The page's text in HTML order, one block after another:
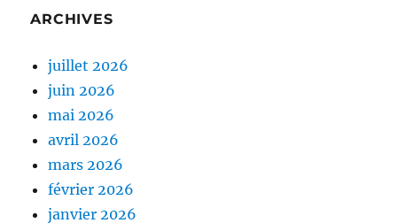
ARCHIVES
juillet 2026
juin 2026
mai 2026
avril 2026
mars 2026
février 2026
janvier 2026